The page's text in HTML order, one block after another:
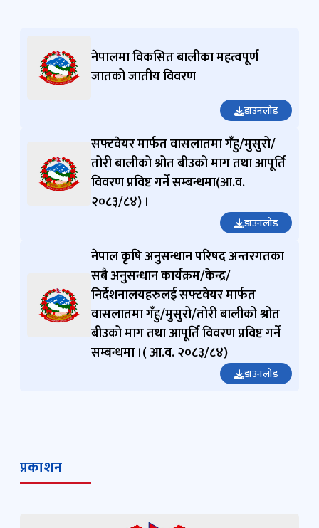
नेपालमा विकसित बालीका महत्वपूर्ण
जातको जातीय विवरण
डाउनलोड
सफ्टवेयर मार्फत वासलातमा गँहु/मुसुरो/
तोरी बालीको श्रोत बीउको माग तथा आपूर्ति
विवरण प्रविष्ट गर्ने सम्बन्धमा(आ.व.
२०८३/८४) ।
डाउनलोड
नेपाल कृषि अनुसन्धान परिषद अन्तरगतका
सबै अनुसन्धान कार्यक्रम/केन्द्र/
निर्देशनालयहरुलई सफ्टवेयर मार्फत
वासलातमा गँहु/मुसुरो/तोरी बालीको श्रोत
बीउको माग तथा आपूर्ति विवरण प्रविष्ट गर्ने
सम्बन्धमा ।( आ.व. २०८३/८४)
डाउनलोड
प्रकाशन